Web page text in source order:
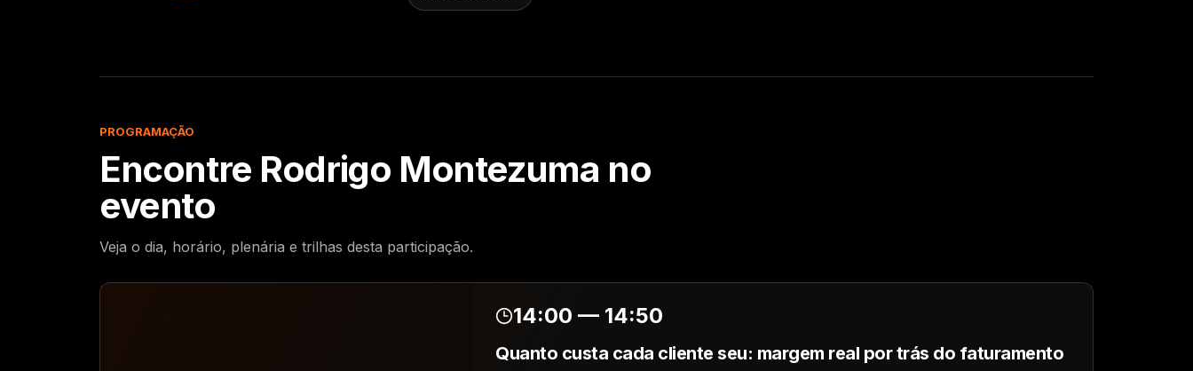
PROGRAMAÇÃO
Encontre Rodrigo Montezuma no
evento
Veja o dia, horário, plenária e trilhas desta participação.
14:00 — 14:50
Quanto custa cada cliente seu: margem real por trás do faturamento